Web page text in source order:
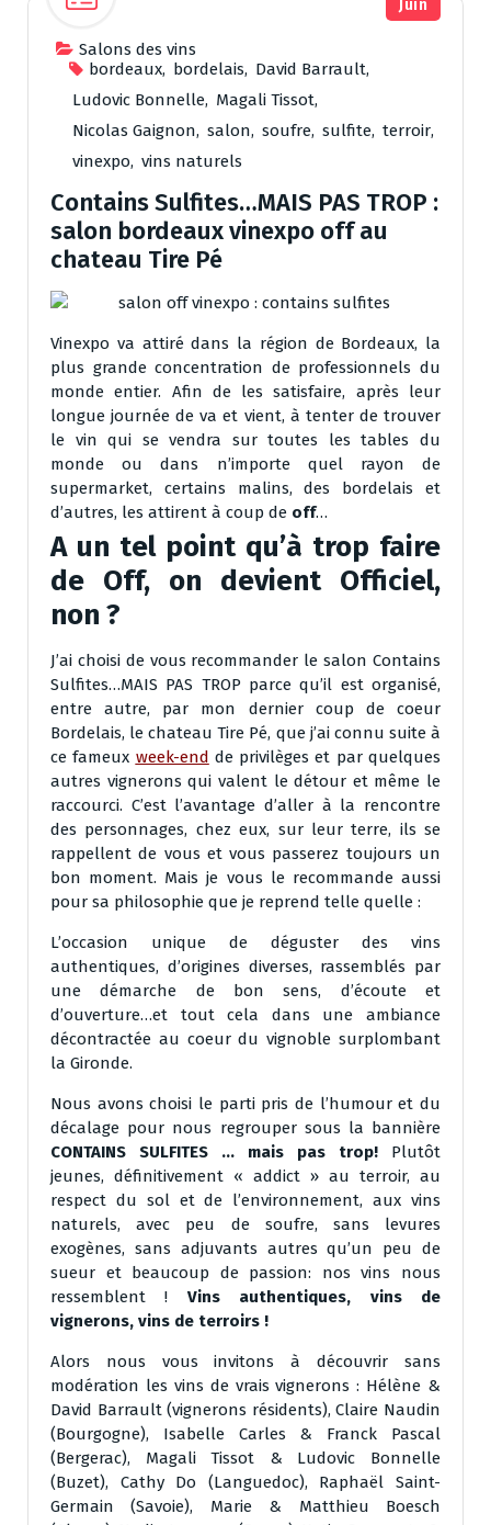
Salons des vins
bordeaux, bordelais, David Barrault,
Ludovic Bonnelle, Magali Tissot,
Nicolas Gaignon, salon, soufre, sulfite, terroir,
vinexpo, vins naturels
Juin
Contains Sulfites…MAIS PAS TROP :
salon bordeaux vinexpo off au
chateau Tire Pé
Vinexpo va attiré dans la région de Bordeaux, la
plus grande concentration de professionnels du
monde entier. Afin de les satisfaire, après leur
longue journée de va et vient, à tenter de trouver
le vin qui se vendra sur toutes les tables du
monde ou dans n’importe quel rayon de
supermarket, certains malins, des bordelais et
d’autres, les attirent à coup de off…
A un tel point qu’à trop faire
de Off, on devient Officiel,
non ?
J’ai choisi de vous recommander le salon Contains
Sulfites…MAIS PAS TROP parce qu’il est organisé,
entre autre, par mon dernier coup de coeur
Bordelais, le chateau Tire Pé, que j’ai connu suite à
ce fameux week-end de privilèges et par quelques
autres vignerons qui valent le détour et même le
raccourci. C’est l’avantage d’aller à la rencontre
des personnages, chez eux, sur leur terre, ils se
rappellent de vous et vous passerez toujours un
bon moment. Mais je vous le recommande aussi
pour sa philosophie que je reprend telle quelle :
L’occasion unique de déguster des vins
authentiques, d’origines diverses, rassemblés par
une démarche de bon sens, d’écoute et
d’ouverture…et tout cela dans une ambiance
décontractée au coeur du vignoble surplombant
la Gironde.
Nous avons choisi le parti pris de l’humour et du
décalage pour nous regrouper sous la bannière
CONTAINS SULFITES … mais pas trop! Plutôt
jeunes, définitivement « addict » au terroir, au
respect du sol et de l’environnement, aux vins
naturels, avec peu de soufre, sans levures
exogènes, sans adjuvants autres qu’un peu de
sueur et beaucoup de passion: nos vins nous
ressemblent ! Vins authentiques, vins de
vignerons, vins de terroirs !
Alors nous vous invitons à découvrir sans
modération les vins de vrais vignerons : Hélène &
David Barrault (vignerons résidents), Claire Naudin
(Bourgogne), Isabelle Carles & Franck Pascal
(Bergerac), Magali Tissot & Ludovic Bonnelle
(Buzet), Cathy Do (Languedoc), Raphaël Saint-
Germain (Savoie), Marie & Matthieu Boesch